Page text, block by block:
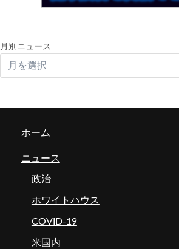
月別ニュース
ホーム
ニュース
政治
ホワイトハウス
COVID-19
米国内